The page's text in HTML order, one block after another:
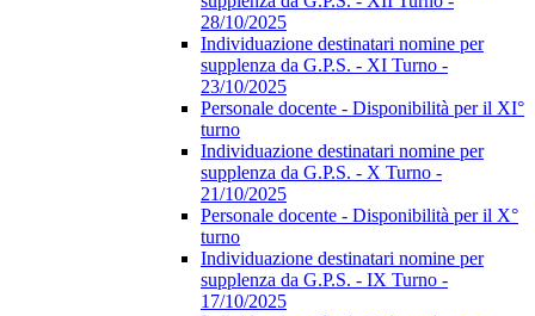
28/10/2025
Individuazione destinatari nomine per
supplenza da G.P.S. - XI Turno -
23/10/2025
Personale docente - Disponibilità per il XI°
turno
Individuazione destinatari nomine per
supplenza da G.P.S. - X Turno -
21/10/2025
Personale docente - Disponibilità per il X°
turno
Individuazione destinatari nomine per
supplenza da G.P.S. - IX Turno -
17/10/2025